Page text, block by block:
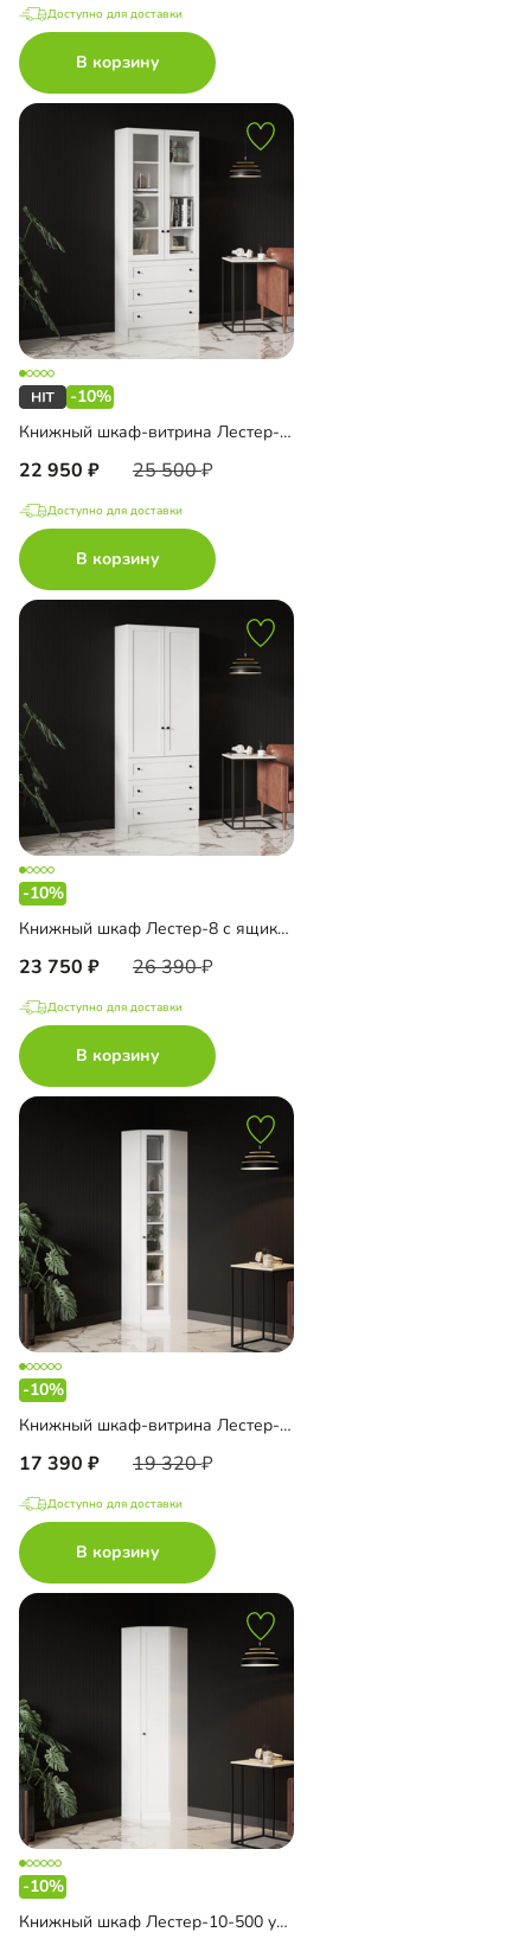
Доступно для доставки
В корзину
-10%
Книжный шкаф-витрина Лестер-7 с ящиками
22 950 25 500
Доступно для доставки
В корзину
-10%
Книжный шкаф Лестер-8 с ящиками
23 750 26 390
Доступно для доставки
В корзину
-10%
Книжный шкаф-витрина Лестер-9-500 угловой
17 390 19 320
Доступно для доставки
В корзину
-10%
Книжный шкаф Лестер-10-500 угловой